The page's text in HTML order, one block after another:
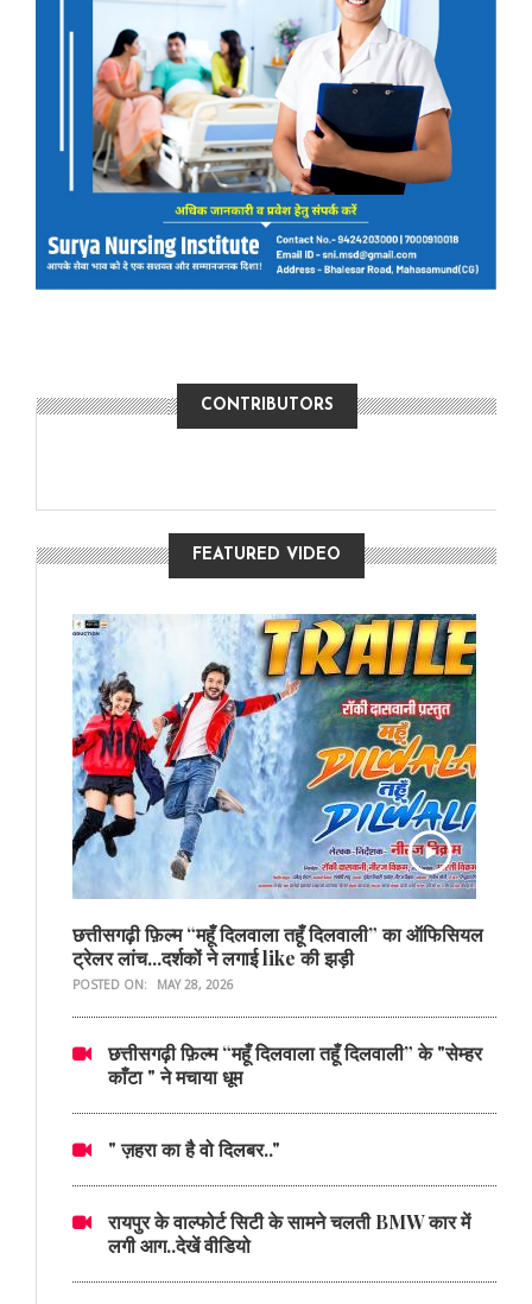
CONTRIBUTORS
FEATURED VIDEO
छत्तीसगढ़ी फ़िल्म “महूँ दिलवाला तहूँ दिलवाली” का ऑफिसियल
ट्रेलर लांच...दर्शकों ने लगाई like की झड़ी
POSTED ON: MAY 28, 2026
छत्तीसगढ़ी फ़िल्म “महूँ दिलवाला तहूँ दिलवाली” के "सेम्हर
काँटा " ने मचाया धूम
" ज़हरा का है वो दिलबर.."
रायपुर के वाल्फोर्ट सिटी के सामने चलती BMW कार में
लगी आग..देखें वीडियो